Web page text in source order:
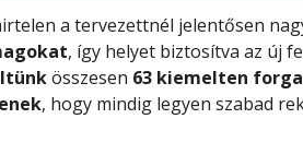
a tervezettnél jelentősen
, így helyet biztosítva az új
összesen 63 kiemelten
, hogy mindig legyen szabad